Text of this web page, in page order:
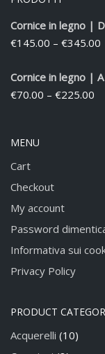
Cornice in legno |
€145.00 – €345.00
Cornice in legno |
€70.00 – €225.00
MENU
Cart
Checkout
My account
Password
Informativa sui
Privacy Policy
PRODUCT
Acquerelli (10)